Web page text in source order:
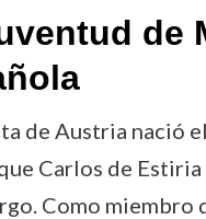
de
de Austria nació
Carlos de
Como miembro